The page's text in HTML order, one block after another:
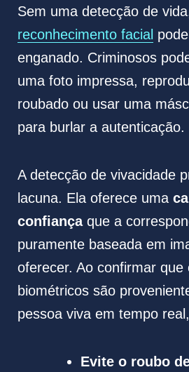
Sem uma detecção de
reconhecimento facial
enganado. Criminosos
uma foto impressa,
roubado ou usar uma
para burlar a autenticação.
A detecção de vivacidade
lacuna. Ela oferece uma
confiançaque a
puramente baseada em
oferecer. Ao confirmar que
biométricos são
pessoa viva em tempo
Evite o roubo